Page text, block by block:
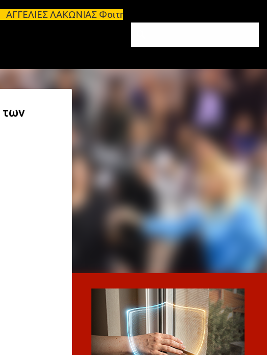
Φοιτητικά σπίτια προς ενοικίαση στη Σπάρτη
των